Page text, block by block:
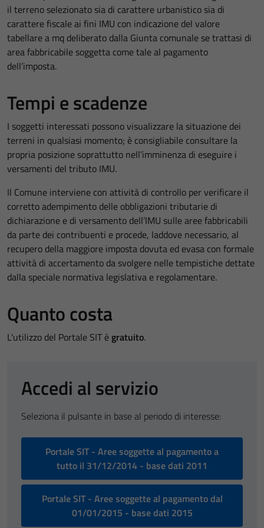
il terreno selezionato sia di carattere urbanistico sia di
carattere fiscale ai fini IMU con indicazione del valore
tabellare a mq deliberato dalla Giunta comunale se trattasi di
area fabbricabile soggetta come tale al pagamento
dell’imposta.
Tempi e scadenze
I soggetti interessati possono visualizzare la situazione dei
terreni in qualsiasi momento; è consigliabile consultare la
propria posizione soprattutto nell’imminenza di eseguire i
versamenti del tributo IMU.
Il Comune interviene con attività di controllo per verificare il
corretto adempimento delle obbligazioni tributarie di
dichiarazione e di versamento dell’IMU sulle aree fabbricabili
da parte dei contribuenti e procede, laddove necessario, al
recupero della maggiore imposta dovuta ed evasa con formale
attività di accertamento da svolgere nelle tempistiche dettate
dalla speciale normativa legislativa e regolamentare.
Quanto costa
L'utilizzo del Portale SIT è gratuito.
Accedi al servizio
Seleziona il pulsante in base al periodo di interesse:
Portale SIT - Aree soggette al pagamento a
tutto il 31/12/2014 - base dati 2011
Portale SIT - Aree soggette al pagamento dal
01/01/2015 - base dati 2015